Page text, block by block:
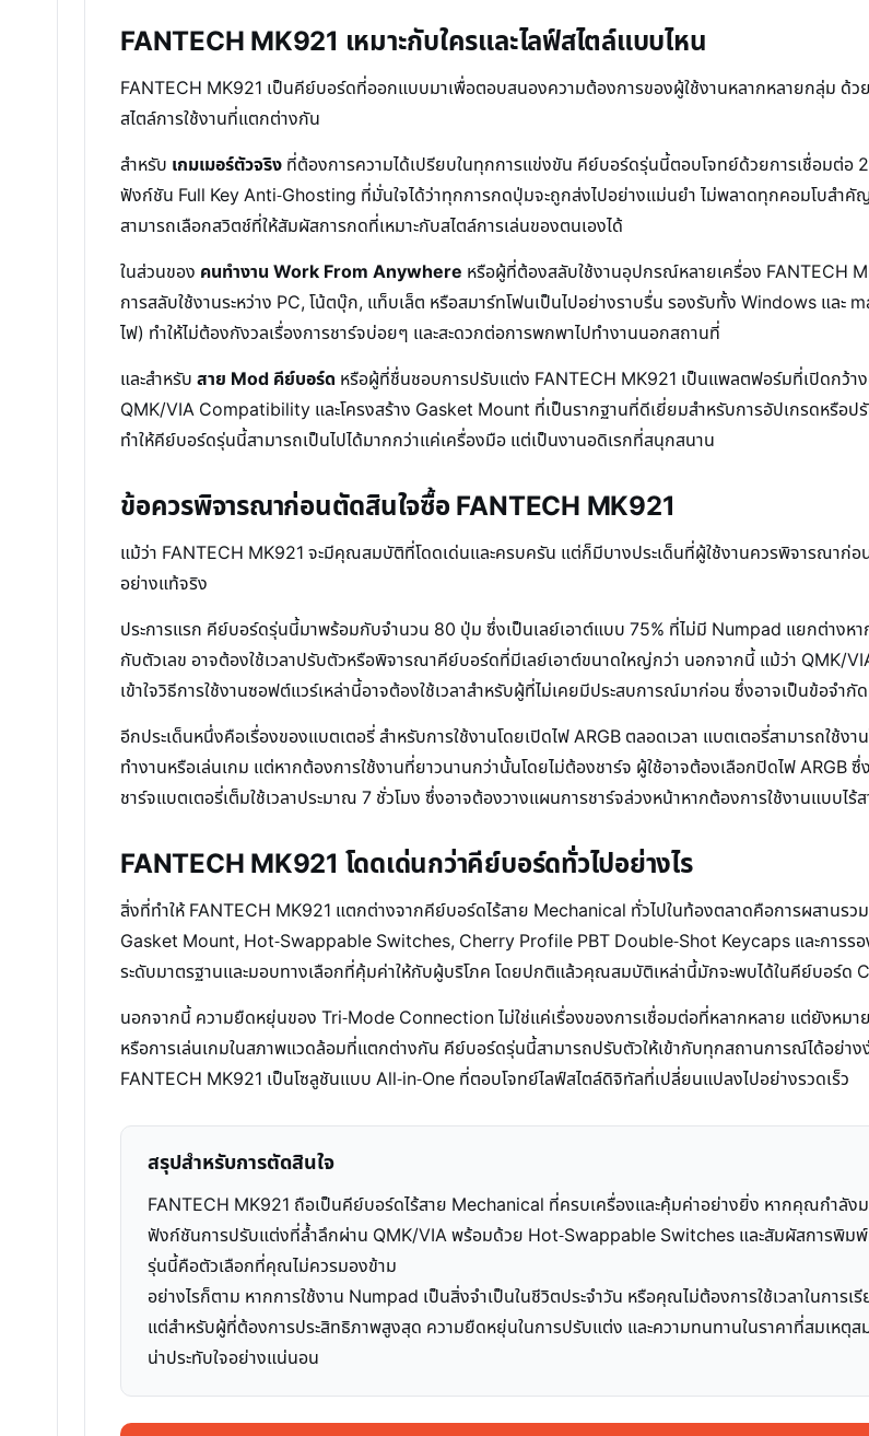
FANTECH MK921 เหมาะกับใครและไลฟ์สไตล์แบบไหน
FANTECH MK921 เป็นคีย์บอร์ดที่ออกแบบมาเพื่อตอบสนองความต้องการของผู้ใช้งานหลากหลายกลุ่ม ด้
สไตล์การใช้งานที่แตกต่างกัน
สำหรับ เกมเมอร์ตัวจริง ที่ต้องการความได้เปรียบในทุกการแข่งขัน คีย์บอร์ดรุ่นนี้ตอบโจทย์ด้วยการเชื่อมต่
ฟังก์ชัน Full Key Anti-Ghosting ที่มั่นใจได้ว่าทุกการกดปุ่มจะถูกส่งไปอย่างแม่นยำ ไม่พลาดทุกคอมโบสำ
สามารถเลือกสวิตช์ที่ให้สัมผัสการกดที่เหมาะกับสไตล์การเล่นของตนเองได้
ในส่วนของ คนทำงาน Work From Anywhere หรือผู้ที่ต้องสลับใช้งานอุปกรณ์หลายเครื่อง FANTECH
การสลับใช้งานระหว่าง PC, โน้ตบุ๊ก, แท็บเล็ต หรือสมาร์ทโฟนเป็นไปอย่างราบรื่น รองรับทั้ง Windows แล
ไฟ) ทำให้ไม่ต้องกังวลเรื่องการชาร์จบ่อยๆ และสะดวกต่อการพกพาไปทำงานนอกสถานที่
และสำหรับ สาย Mod คีย์บอร์ด หรือผู้ที่ชื่นชอบการปรับแต่ง FANTECH MK921 เป็นแพลตฟอร์มที่เปิดก
QMK/VIA Compatibility และโครงสร้าง Gasket Mount ที่เป็นรากฐานที่ดีเยี่ยมสำหรับการอัปเกรดหรือป
ทำให้คีย์บอร์ดรุ่นนี้สามารถเป็นไปได้มากกว่าแค่เครื่องมือ แต่เป็นงานอดิเรกที่สนุกสนาน
ข้อควรพิจารณาก่อนตัดสินใจซื้อ FANTECH MK921
แม้ว่า FANTECH MK921 จะมีคุณสมบัติที่โดดเด่นและครบครัน แต่ก็มีบางประเด็นที่ผู้ใช้งานควรพิจารณาก่
อย่างแท้จริง
ประการแรก คีย์บอร์ดรุ่นนี้มาพร้อมกับจำนวน 80 ปุ่ม ซึ่งเป็นเลย์เอาต์แบบ 75% ที่ไม่มี Numpad แยกต่างห
กับตัวเลข อาจต้องใช้เวลาปรับตัวหรือพิจารณาคีย์บอร์ดที่มีเลย์เอาต์ขนาดใหญ่กว่า นอกจากนี้ แม้ว่า QMK/
เข้าใจวิธีการใช้งานซอฟต์แวร์เหล่านี้อาจต้องใช้เวลาสำหรับผู้ที่ไม่เคยมีประสบการณ์มาก่อน ซึ่งอาจเป็นข้อจำกั
อีกประเด็นหนึ่งคือเรื่องของแบตเตอรี่ สำหรับการใช้งานโดยเปิดไฟ ARGB ตลอดเวลา แบตเตอรี่สามารถใช้
ทำงานหรือเล่นเกม แต่หากต้องการใช้งานที่ยาวนานกว่านั้นโดยไม่ต้องชาร์จ ผู้ใช้อาจต้องเลือกปิดไฟ ARGB
ชาร์จแบตเตอรี่เต็มใช้เวลาประมาณ 7 ชั่วโมง ซึ่งอาจต้องวางแผนการชาร์จล่วงหน้าหากต้องการใช้งานแบบไร้
FANTECH MK921 โดดเด่นกว่าคีย์บอร์ดทั่วไปอย่างไร
สิ่งที่ทำให้ FANTECH MK921 แตกต่างจากคีย์บอร์ดไร้สาย Mechanical ทั่วไปในท้องตลาดคือการผสานรวม
Gasket Mount, Hot-Swappable Switches, Cherry Profile PBT Double-Shot Keycaps และการร
ระดับมาตรฐานและมอบทางเลือกที่คุ้มค่าให้กับผู้บริโภค โดยปกติแล้วคุณสมบัติเหล่านี้มักจะพบได้ในคีย์บอร์ด
นอกจากนี้ ความยืดหยุ่นของ Tri-Mode Connection ไม่ใช่แค่เรื่องของการเชื่อมต่อที่หลากหลาย แต่ยังหมาย
หรือการเล่นเกมในสภาพแวดล้อมที่แตกต่างกัน คีย์บอร์ดรุ่นนี้สามารถปรับตัวให้เข้ากับทุกสถานการณ์ได้อย่
FANTECH MK921 เป็นโซลูชันแบบ All-in-One ที่ตอบโจทย์ไลฟ์สไตล์ดิจิทัลที่เปลี่ยนแปลงไปอย่างรวดเร็ว
สรุปสำหรับการตัดสินใจ
FANTECH MK921 ถือเป็นคีย์บอร์ดไร้สาย Mechanical ที่ครบเครื่องและคุ้มค่าอย่างยิ่ง หากคุณกำลั
ฟังก์ชันการปรับแต่งที่ล้ำลึกผ่าน QMK/VIA พร้อมด้วย Hot-Swappable Switches และสัมผัสการพิม
รุ่นนี้คือตัวเลือกที่คุณไม่ควรมองข้าม
อย่างไรก็ตาม หากการใช้งาน Numpad เป็นสิ่งจำเป็นในชีวิตประจำวัน หรือคุณไม่ต้องการใช้เวลาในกา
แต่สำหรับผู้ที่ต้องการประสิทธิภาพสูงสุด ความยืดหยุ่นในการปรับแต่ง และความทนทานในราคาที่สมเห
น่าประทับใจอย่างแน่นอน